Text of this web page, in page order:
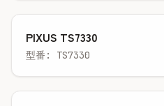
PIXUS TS7330
型番: TS7330